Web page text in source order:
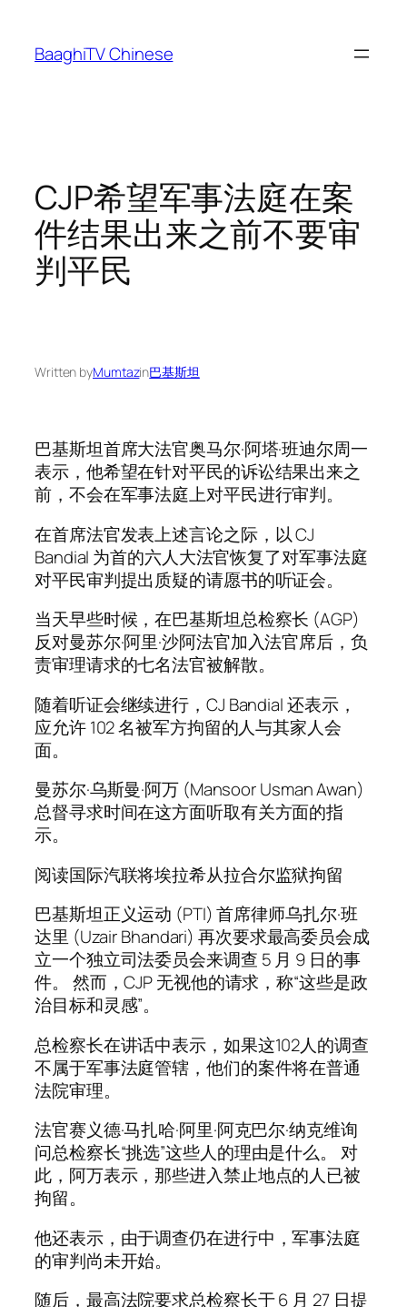
content
BaaghiTV Chinese
CJP希望军事法庭在案
件结果出来之前不要审
判平民
Written byMumtazin巴基斯坦
巴基斯坦首席大法官奥马尔·阿塔·班迪尔周一
表示，他希望在针对平民的诉讼结果出来之
前，不会在军事法庭上对平民进行审判。
在首席法官发表上述言论之际，以 CJ
Bandial 为首的六人大法官恢复了对军事法庭
对平民审判提出质疑的请愿书的听证会。
当天早些时候，在巴基斯坦总检察长 (AGP)
反对曼苏尔·阿里·沙阿法官加入法官席后，负
责审理请求的七名法官被解散。
随着听证会继续进行，CJ Bandial 还表示，
应允许 102 名被军方拘留的人与其家人会
面。
曼苏尔·乌斯曼·阿万 (Mansoor Usman Awan)
总督寻求时间在这方面听取有关方面的指
示。
阅读国际汽联将埃拉希从拉合尔监狱拘留
巴基斯坦正义运动 (PTI) 首席律师乌扎尔·班
达里 (Uzair Bhandari) 再次要求最高委员会成
立一个独立司法委员会来调查 5 月 9 日的事
件。 然而，CJP 无视他的请求，称“这些是政
治目标和灵感”。
总检察长在讲话中表示，如果这102人的调查
不属于军事法庭管辖，他们的案件将在普通
法院审理。
法官赛义德·马扎哈·阿里·阿克巴尔·纳克维询
问总检察长“挑选”这些人的理由是什么。 对
此，阿万表示，那些进入禁止地点的人已被
拘留。
他还表示，由于调查仍在进行中，军事法庭
的审判尚未开始。
随后，最高法院要求总检察长于 6 月 27 日提